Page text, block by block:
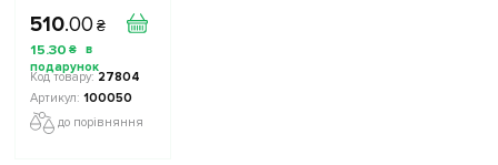
510.00 ₴
15.30 ₴
27804
100050
до порівняння